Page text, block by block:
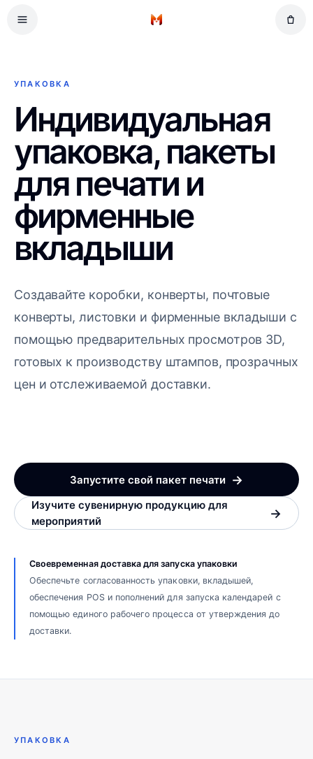
Главная
Workplace
УПАКОВКА
Индивидуальная
упаковка, пакеты
для печати и
фирменные
вкладыши
Создавайте коробки, конверты, почтовые
конверты, листовки и фирменные вкладыши с
помощью предварительных просмотров 3D,
готовых к производству штампов, прозрачных
цен и отслеживаемой доставки.
Запустите свой пакет печати →
Изучите сувенирную продукцию для
мероприятий
→
Своевременная доставка для запуска упаковки
Обеспечьте согласованность упаковки, вкладышей,
обеспечения POS и пополнений для запуска календарей с
помощью единого рабочего процесса от утверждения до
доставки.
УПАКОВКА